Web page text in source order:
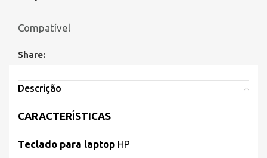
Compatível
Share:
Descrição
CARACTERÍSTICAS
Teclado para laptop HP